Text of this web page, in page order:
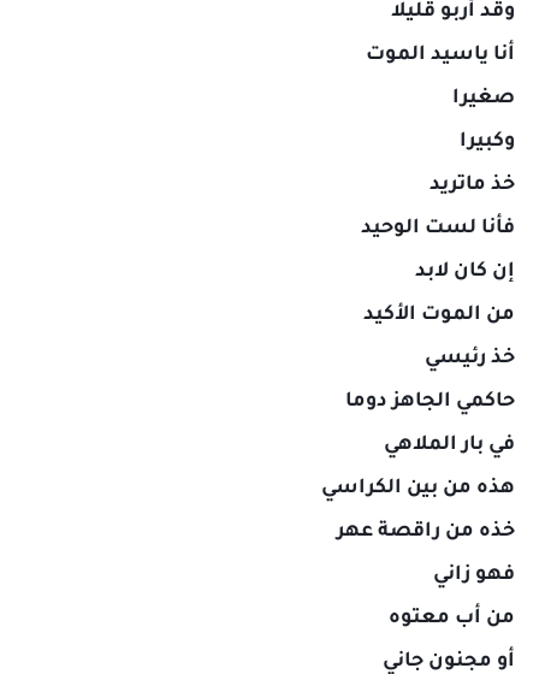
وقد أربو قليلا
أنا ياسيد الموت
صغيرا
وكبيرا
خذ ماتريد
فأنا لست الوحيد
إن كان لابد
من الموت الأكيد
خذ رئيسي
حاكمي الجاهز دوما
في بار الملاهي
هذه من بين الكراسي
خذه من راقصة عهر
فهو زاني
من أب معتوه
أو مجنون جاني